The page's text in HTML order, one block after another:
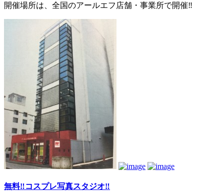
開催場所は、全国のアールエフ店舗・事業所で開催‼️
無料‼️コスプレ写真スタジオ‼️